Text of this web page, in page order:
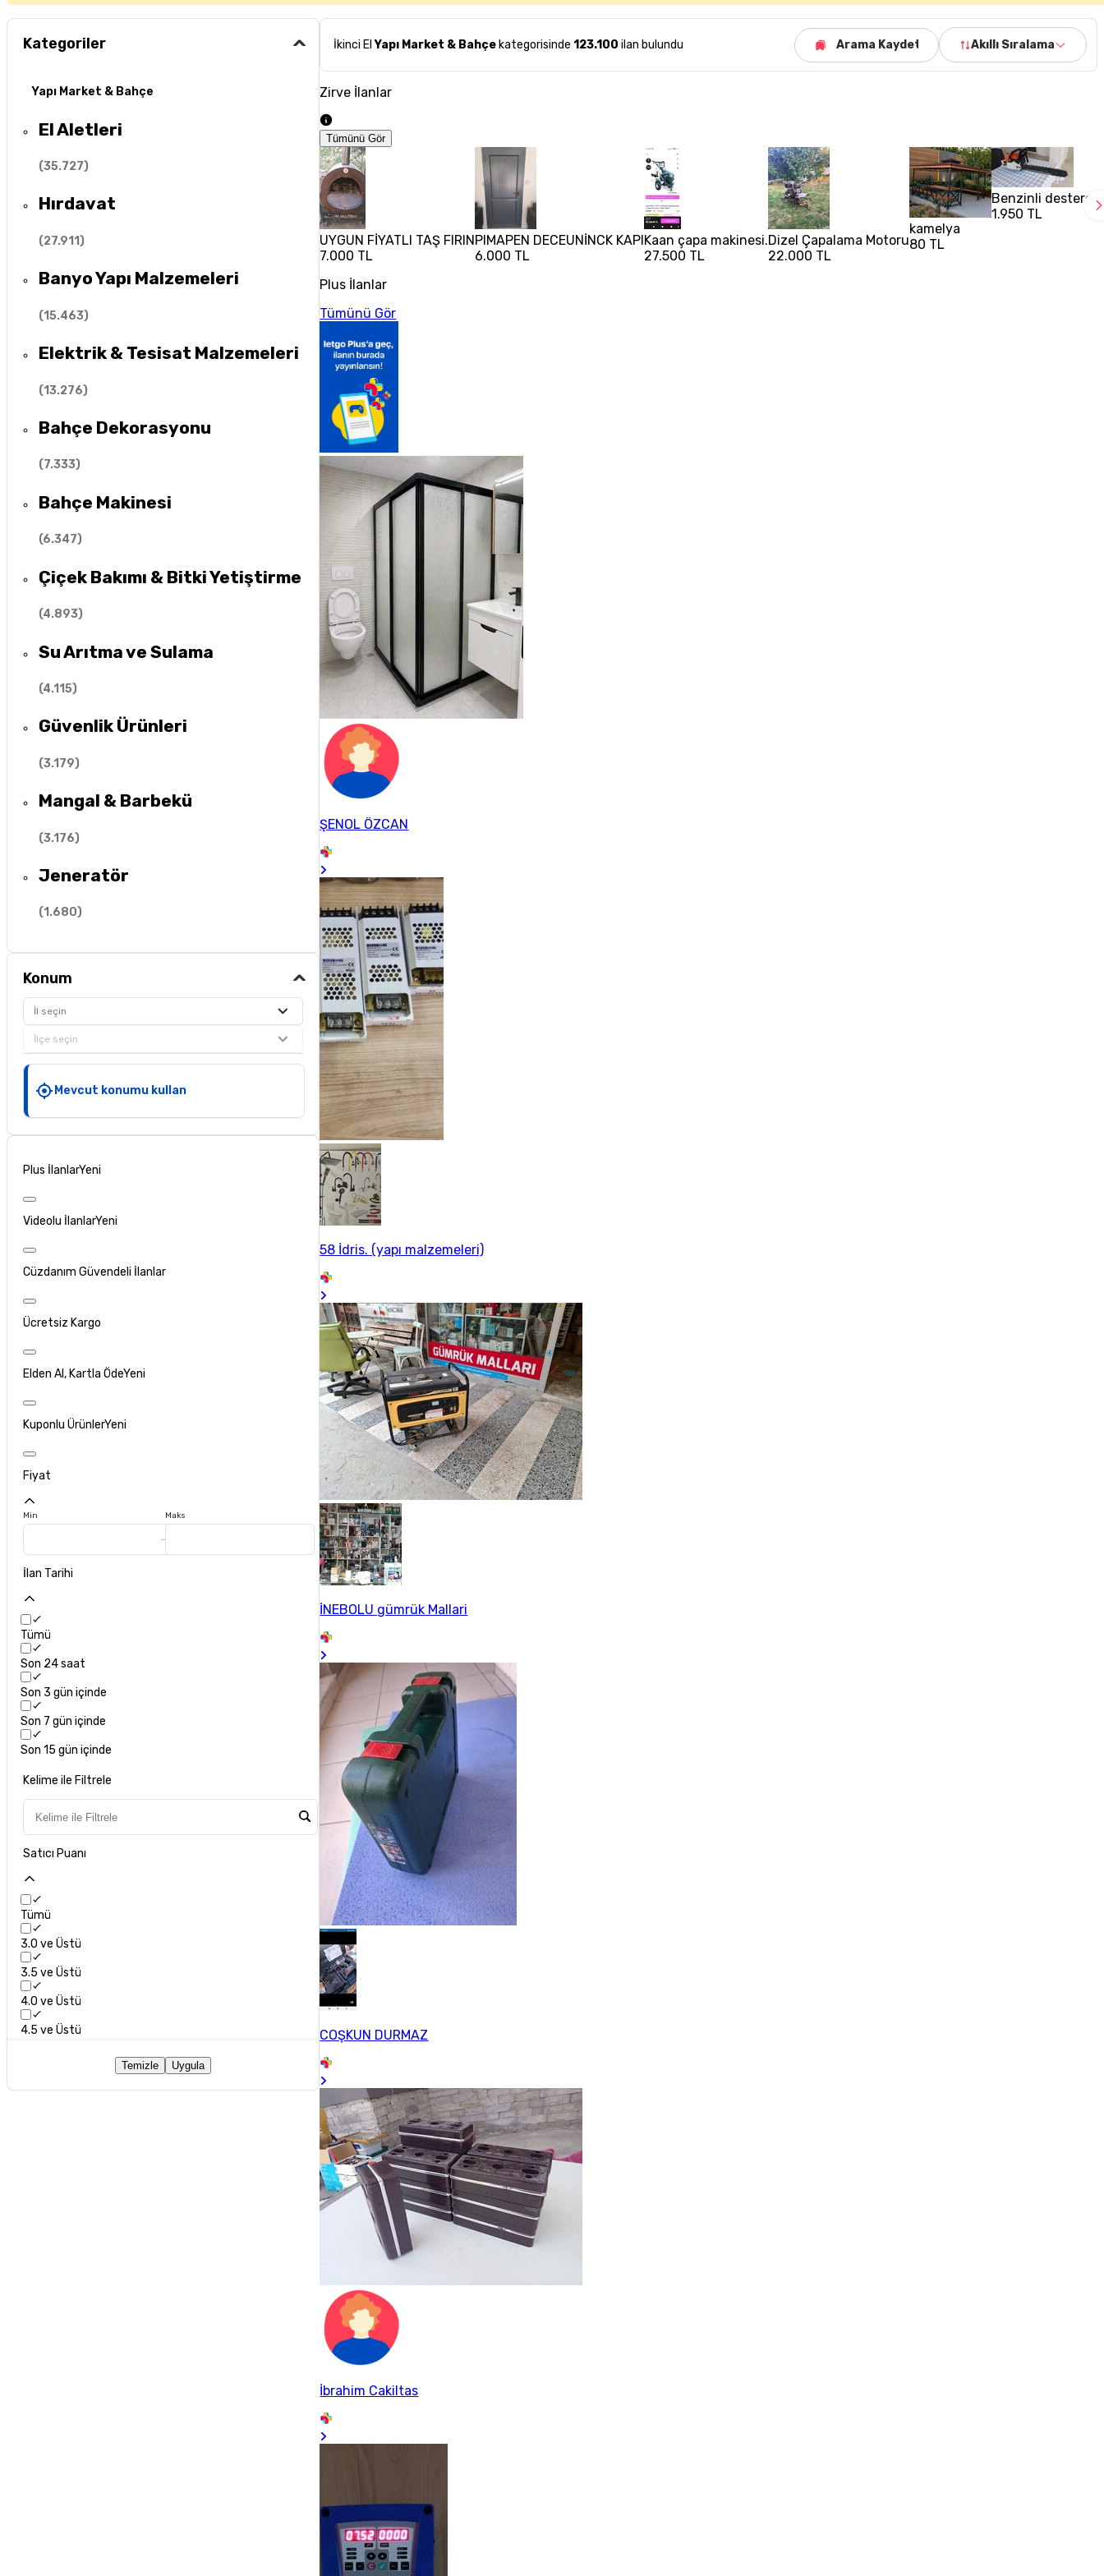
Kategoriler
Yapı Market & Bahçe
El Aletleri
(35.727)
Hırdavat
(27.911)
Banyo Yapı Malzemeleri
(15.463)
Elektrik & Tesisat Malzemeleri
(13.276)
Bahçe Dekorasyonu
(7.333)
Bahçe Makinesi
(6.347)
Çiçek Bakımı & Bitki Yetiştirme
(4.893)
Su Arıtma ve Sulama
(4.115)
Güvenlik Ürünleri
(3.179)
Mangal & Barbekü
(3.176)
Jeneratör
(1.680)
Konum
İl seçin
İlçe seçin
Mevcut konumu kullan
Plus İlanlarYeni
Videolu İlanlarYeni
Cüzdanım Güvendeli İlanlar
Ücretsiz Kargo
Elden Al, Kartla ÖdeYeni
Kuponlu ÜrünlerYeni
Fiyat
Min Maks
İlan Tarihi
Tümü
Son 24 saat
Son 3 gün içinde
Son 7 gün içinde
Son 15 gün içinde
Kelime ile Filtrele
Satıcı Puanı
Tümü
3.0 ve Üstü
3.5 ve Üstü
4.0 ve Üstü
4.5 ve Üstü
Temizle Uygula
İkinci ElYapı Market & Bahçe kategorisinde 123.100 ilan bulundu Arama Kaydet Akıllı Sıralama
Zirve İlanlar
Tümünü Gör
UYGUN FİYATLI TAŞ FIRIN
7.000 TL
PIMAPEN DECEUNİNCK KAPI
6.000 TL
Kaan çapa makinesi.
27.500 TL
Dizel Çapalama Motoru
22.000 TL
kamelya
80 TL
Benzinli destere
1.950 TL
Plus İlanlar
Tümünü Gör
ŞENOL ÖZCAN
58 İdris. (yapı malzemeleri)
İNEBOLU gümrük Mallari
COŞKUN DURMAZ
İbrahim Cakiltas